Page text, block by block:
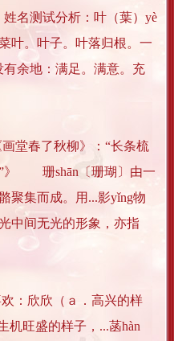
测试分析：叶（葉）yè
叶。叶子。叶落归根。一
有余地：满足。满意。充
堂春了秋柳》：“长条梳
”》 珊shān〔珊瑚〕由一
聚集而成。用...影yǐng物
中间无光的形象，亦指
：欣欣（ａ．高兴的样
机旺盛的样子，...菡hàn